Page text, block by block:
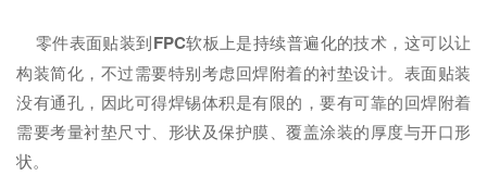
零件表面贴装到FPC软板上是持续普遍化的技术，这可以让
构装简化，不过需要特别考虑回焊附着的衬垫设计。表面贴装
没有通孔，因此可得焊锡体积是有限的，要有可靠的回焊附着
需要考量衬垫尺寸、形状及保护膜、覆盖涂装的厚度与开口形
状。